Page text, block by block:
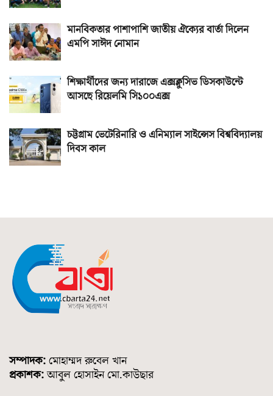
মানবিকতার পাশাপাশি জাতীয় ঐক্যের বার্তা দিলেন
এমপি সাঈদ নোমান
শিক্ষার্থীদের জন্য দারাজে এক্সক্লুসিভ ডিসকাউন্টে
আসছে রিয়েলমি সি১০০এক্স
চট্টগ্রাম ভেটেরিনারি ও এনিম্যাল সাইন্সেস বিশ্ববিদ্যালয়
দিবস কাল
সম্পাদক: মোহাম্মদ রুবেল খান
প্রকাশক:আবুল হোসাইন মো.কাউছার